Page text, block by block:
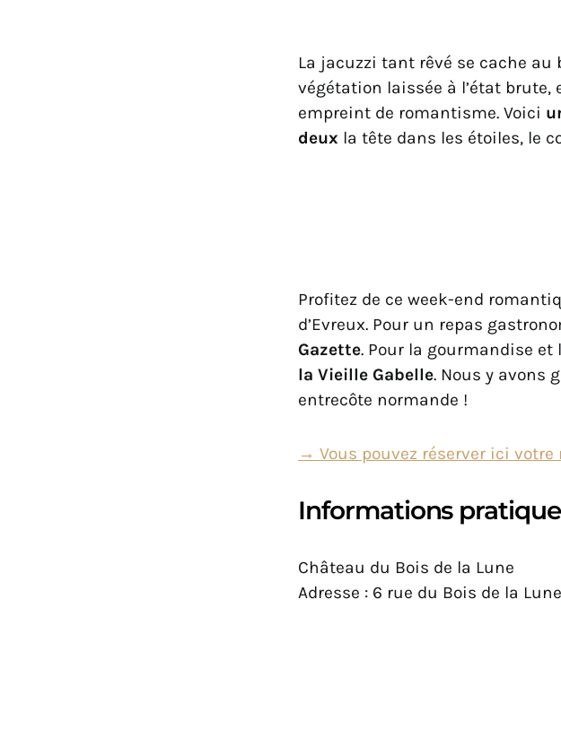
La jacuzzi tant rêvé se cache au
végétation laissée à l’état
empreint de romantisme. Voici
deux la tête dans les étoiles, le
Profitez de ce week-end
d’Evreux. Pour un repas
Gazette. Pour la gourmandise
la Vieille Gabelle. Nous y avons
entrecôte normande !
→ Vous pouvez réserver ici
Informations
Château du Bois de la Lune
Adresse : 6 rue du Bois de la Lune